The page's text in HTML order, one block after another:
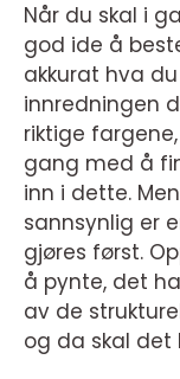
Når du skal i
god ide å
akkurat hva
innredningen
riktige
gang med å
inn i dette.
sannsynlig er
gjøres først.
å pynte, det
av de
og da skal det